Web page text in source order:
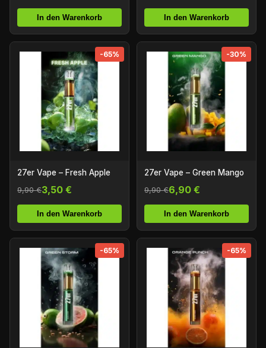
In den Warenkorb In den Warenkorb
-65%
27er Vape – Fresh Apple
9,90 €3,50 €
In den Warenkorb
-30%
27er Vape – Green Mango
9,90 €6,90 €
In den Warenkorb
-65% -65%